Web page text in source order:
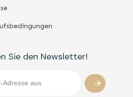
Sie den Newsletter!